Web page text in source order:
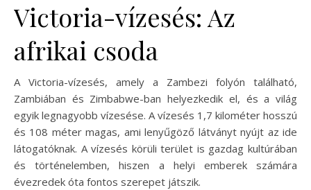
Victoria-vízesés: Az
afrikai csoda
A Victoria-vízesés, amely a Zambezi folyón található,
Zambiában és Zimbabwe-ban helyezkedik el, és a világ
egyik legnagyobb vízesése. A vízesés 1,7 kilométer hosszú
és 108 méter magas, ami lenyűgöző látványt nyújt az ide
látogatóknak. A vízesés körüli terület is gazdag kultúrában
és történelemben, hiszen a helyi emberek számára
évezredek óta fontos szerepet játszik.